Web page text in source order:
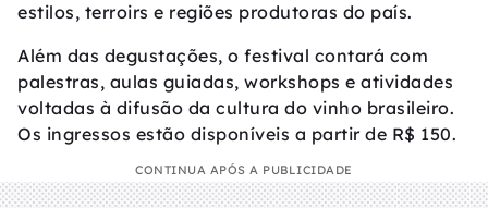
estilos, terroirs e regiões produtoras do país.
Além das degustações, o festival contará com
palestras, aulas guiadas, workshops e atividades
voltadas à difusão da cultura do vinho brasileiro.
Os ingressos estão disponíveis a partir de R$ 150.
CONTINUA APÓS A PUBLICIDADE